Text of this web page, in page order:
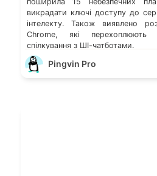
викрадати ключі доступу до
інтелекту. Також виявлено
Chrome, які перехоплюють
спілкування з ШІ-чатботами.
Pingvin Pro